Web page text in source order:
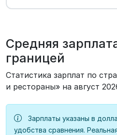
Средняя
границей
Статистика зарплат по
и рестораны» на август
Зарплаты указаны в
удобства сравнения.